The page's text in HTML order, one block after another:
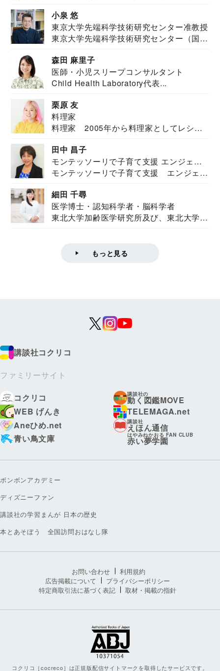
小泉 悠
東京大学先端科学技術研究センター准教授
東京大学先端科学技術研究センター（国際
森田 麻里子
医師・小児スリープコンサルタント
Child Health Laboratory代表...
栗原 友
料理家
料理家 2005年から料理家としてレシピ
田中 昌子
モンテッソーリで子育て支援 エンジェル
ズハウス研究所所長
モンテッソーリで子育て支援 エンジェル
細田 千尋
医学博士・認知科学者・脳科学者
東北大学加齢医学研究所及び、東北大学大
もっと見る
講談社コクリコ
ファミリーサイト
コクリコ
講談社の
動く図鑑MOVE
WEB げんき
TELEMAGA.net
Aneひめ.net
講談社
えほん通信
青い鳥文庫
はやみねかおる FAN CLUB
赤い夢学園
ボンボンアカデミー
ディズニーファン
講談社の学習まんが 日本の歴史
本とあそぼう 全国訪問おはなし隊
お問い合わせ
利用規約
広告掲載について
プライバシーポリシー
特定商取引法に基づく表記
取材・掲載の指針
コクリコ［cocreco］は正規版配信サイトマークを取得したサービスです。